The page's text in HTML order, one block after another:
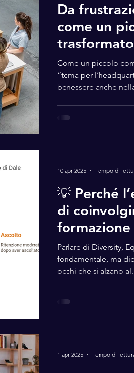
Da
come un
per
che
aziendale
filiale”
Come un piccolo
“tema per
benessere anche
💡 Perché
di
formazione
Parlare di Diversity, Equity
fondamentale, ma
occhi che si alzano
10 apr 2025 Tempo di
1 apr 2025 Tempo di